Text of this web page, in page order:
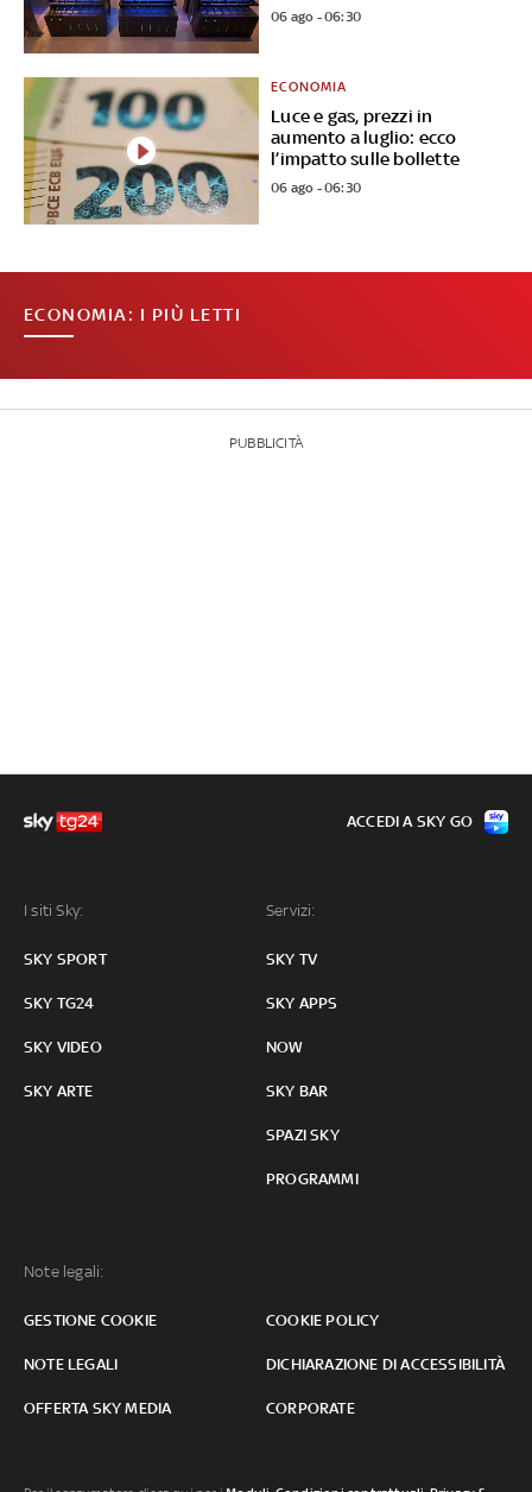
06 ago - 06:30
Luce e gas, prezzi in
aumento a luglio: ecco
l’impatto sulle bollette
ECONOMIA
06 ago - 06:30
ECONOMIA: I PIÙ LETTI
PUBBLICITÀ
I siti Sky:
SKY SPORT
SKY TG24
SKY VIDEO
SKY ARTE
Servizi:
SKY TV
SKY APPS
NOW
SKY BAR
SPAZI SKY
PROGRAMMI
Note legali:
GESTIONE COOKIE COOKIE POLICY
NOTE LEGALI DICHIARAZIONE DI ACCESSIBILITÀ
OFFERTA SKY MEDIA CORPORATE
ACCEDI A SKY GO